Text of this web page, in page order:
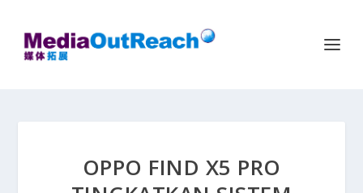
OPPO FIND X5 PRO